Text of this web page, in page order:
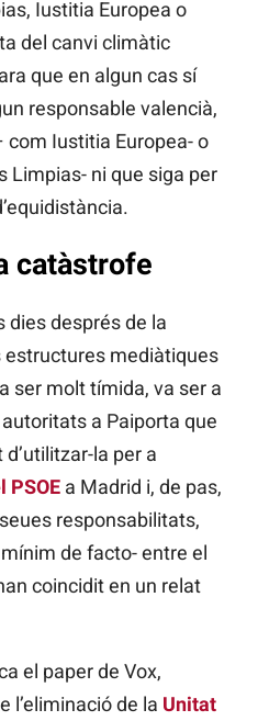
Iustitia Europea o
del canvi climàtic
que en algun cas sí
responsable valencià,
Iustitia Europea- o
Limpias- ni que siga per
catàstrofe
dies després de la
estructures mediàtiques
ser molt tímida, va ser a
a Paiporta que
la per a
PSOE a Madrid i, de pas,
responsabilitats,
de facto- entre el
coincidit en un relat
el paper de Vox,
l’eliminació de la Unitat